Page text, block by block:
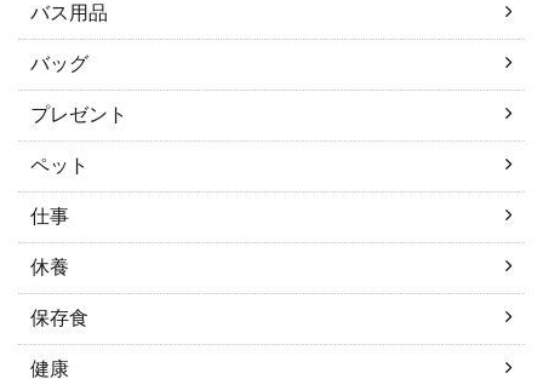
バス用品
バッグ
プレゼント
ペット
仕事
休養
保存食
健康